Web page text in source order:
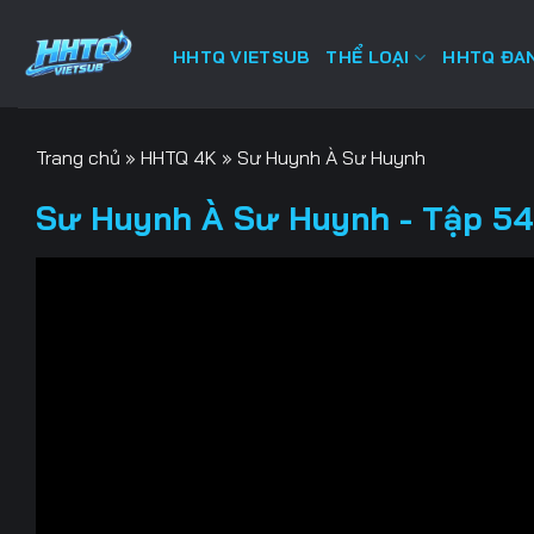
HHTQ VIETSUB THỂ LOẠI HHTQ
Trang chủ » HHTQ 4K » Sư Huynh À Sư Huynh
Sư Huynh À Sư Huynh - Tập